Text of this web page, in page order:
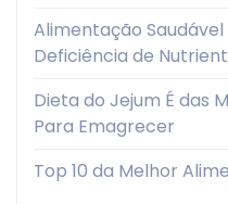
Alimentação
Deficiência de
Dieta do Jejum É das
Para Emagrecer
Top 10 da Melhor